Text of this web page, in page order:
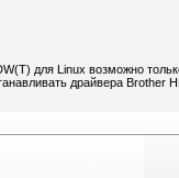
для Linux возможно
драйвера Brother